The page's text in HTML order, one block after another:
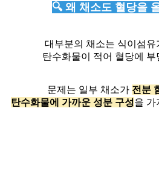
🔍 왜 채소도 혈당을
대부분의 채소는 식이섬유
탄수화물이 적어 혈당에 부
문제는 일부 채소가 전분
탄수화물에 가까운 성분 구성을 가